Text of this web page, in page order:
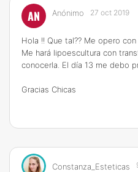
AN Anónimo 27 oct 2019
Hola !! Que tal?? Me opero
Me hará lipoescultura con
conocerla. El día 13 me debo
Gracias Chicas
Constanza_Esteticas